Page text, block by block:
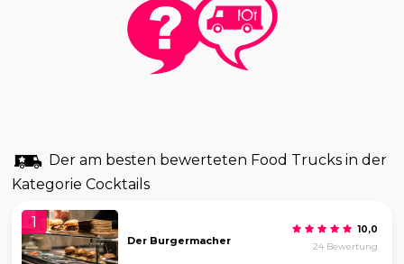
Der am besten bewerteten Food Trucks in der
Kategorie Cocktails
1
Der Burgermacher
10,0
24 Bewertung